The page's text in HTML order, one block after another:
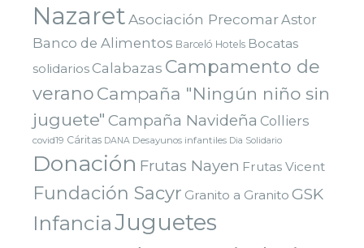
NazaretAsociación PrecomarAstor
Banco de Alimentos Barceló Hotels Bocatas
solidarios Calabazas Campamento de
verano Campaña "Ningún niño sin
juguete" Campaña Navideña Colliers
covid19 Cáritas DANA Desayunos infantiles Dia Solidario
Donación Frutas Nayen Frutas Vicent
Fundación Sacyr Granito a Granito GSK
InfanciaJuguetes